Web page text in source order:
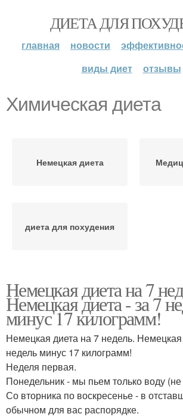
ДИЕТА ДЛЯ
главная новости
виды диет
отзывы
Химическая диета
Немецкая диета
диета для похудения
Немецкая диета на 7
Немецкая диета - за 7
минус 17 килограмм!
Немецкая диета на 7 недель. Немецкая
недель минус 17 килограмм!
Неделя первая.
Понедельник - мы пьем только воду
Со вторника по воскресенье - в
обычном для вас распорядке.